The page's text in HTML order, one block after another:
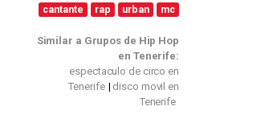
cantante rap urban mc
Similar a Grupos de Hip Hop
en Tenerife:
espectaculo de circo en
Tenerife
disco movil en
Tenerife